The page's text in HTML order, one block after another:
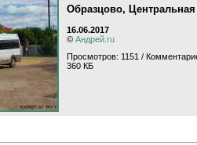
Образцово,
16.06.2017
© Андрей.ru
Просмотров: 1151 /
360 КБ